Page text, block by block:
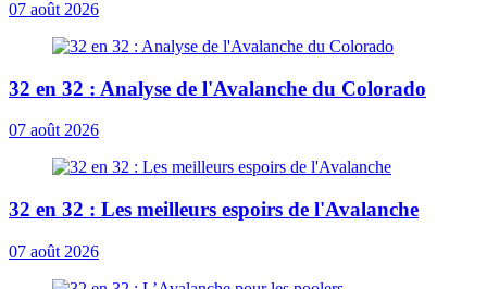
07 août 2026
32 en 32 : Analyse de l'Avalanche du Colorado
07 août 2026
32 en 32 : Les meilleurs espoirs de l'Avalanche
07 août 2026